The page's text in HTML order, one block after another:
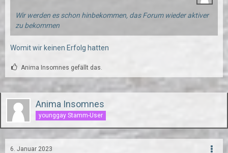
Wir werden es schon hinbekommen, das Forum wieder aktiver
zu bekommen
Womit wir keinen Erfolg hatten
Anima Insomnes gefällt das.
Anima Insomnes
younggay Stamm-User
6. Januar 2023